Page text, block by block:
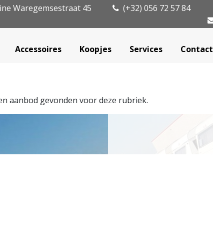
Waregemsestraat 45
(+32) 056 72 57 84
Accessoires Koopjes Services Contact
aanbod gevonden voor deze rubriek.